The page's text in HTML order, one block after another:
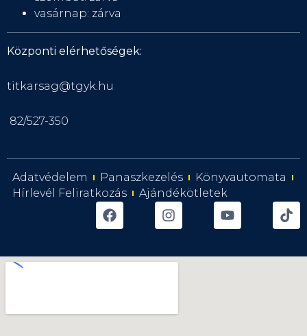
vasárnap: zárva
Központi elérhetőségek:
titkarsag@tgyk.hu
82/527-350
Adatvédelem Panaszkezelés
Könyvautomata
Hírlevél Feliratkozás
Ajándékötletek